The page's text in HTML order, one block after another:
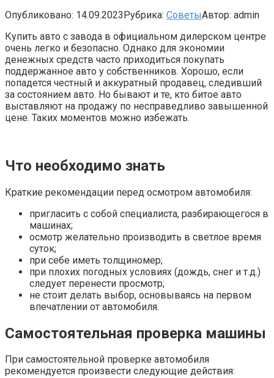
Опубликовано: 14.09.2023Рубрика: СоветыАвтор: admin
Купить авто с завода в официальном дилерском центре
очень легко и безопасно. Однако для экономии
денежных средств часто приходиться покупать
поддержанное авто у собственников. Хорошо, если
попадется честный и аккуратный продавец, следивший
за состоянием авто. Но бывают и те, кто битое авто
выставляют на продажу по несправедливо завышенной
цене. Таких моментов можно избежать.
Что необходимо знать
Краткие рекомендации перед осмотром автомобиля:
пригласить с собой специалиста, разбирающегося в
машинах;
осмотр желательно производить в светлое время
суток;
при себе иметь толщиномер;
при плохих погодных условиях (дождь, снег и т.д.)
следует перенести просмотр;
не стоит делать выбор, основываясь на первом
впечатлении от автомобиля.
Самостоятельная проверка машины
При самостоятельной проверке автомобиля
рекомендуется произвести следующие действия: